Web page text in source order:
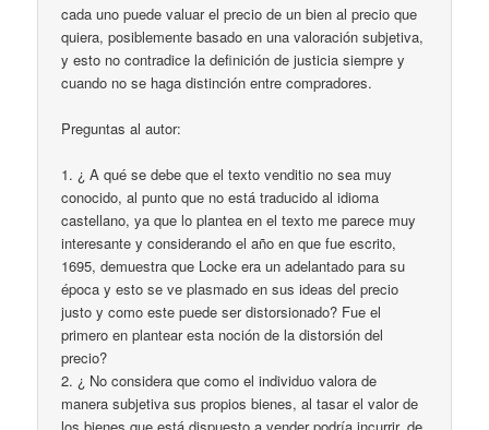
cada uno puede valuar el precio de un bien al precio que
quiera, posiblemente basado en una valoración subjetiva,
y esto no contradice la definición de justicia siempre y
cuando no se haga distinción entre compradores.
Preguntas al autor:
1. ¿ A qué se debe que el texto venditio no sea muy
conocido, al punto que no está traducido al idioma
castellano, ya que lo plantea en el texto me parece muy
interesante y considerando el año en que fue escrito,
1695, demuestra que Locke era un adelantado para su
época y esto se ve plasmado en sus ideas del precio
justo y como este puede ser distorsionado? Fue el
primero en plantear esta noción de la distorsión del
precio?
2. ‎¿ No considera que como el individuo valora de
manera subjetiva sus propios bienes, al tasar el valor de